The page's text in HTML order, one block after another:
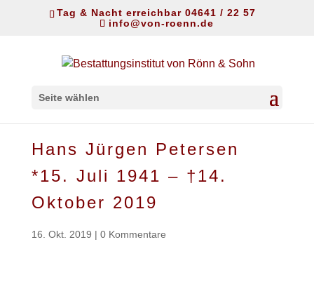
Tag & Nacht erreichbar 04641 / 22 57
info@von-roenn.de
Seite wählen
Hans Jürgen Petersen
*15. Juli 1941 – †14.
Oktober 2019
16. Okt. 2019 | 0 Kommentare